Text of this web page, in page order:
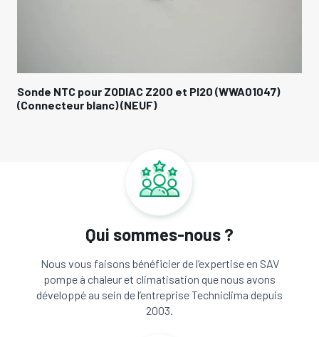
Sonde NTC pour ZODIAC Z200 et PI20 (WWA01047)
(Connecteur blanc) (NEUF)
Qui sommes-nous ?
Nous vous faisons bénéficier de l’expertise en SAV
pompe à chaleur et climatisation que nous avons
développé au sein de l’entreprise Techniclima depuis
2003.